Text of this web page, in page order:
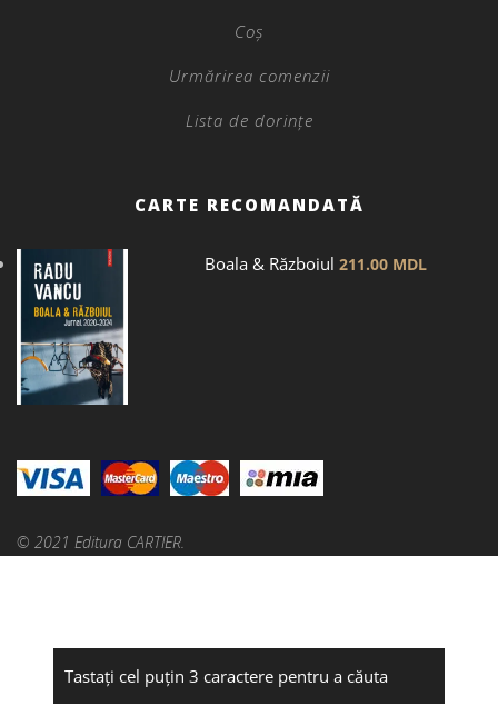
Coș
Urmărirea comenzii
Lista de dorințe
CARTE RECOMANDATĂ
Boala & Războiul 211.00 MDL
© 2021 Editura CARTIER.